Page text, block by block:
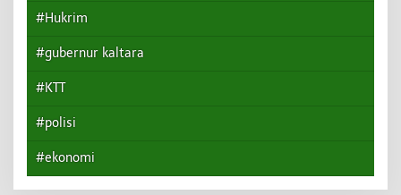
#Hukrim
#gubernur kaltara
#KTT
#polisi
#ekonomi